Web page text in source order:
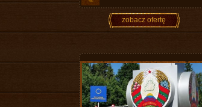
zobacz ofertę